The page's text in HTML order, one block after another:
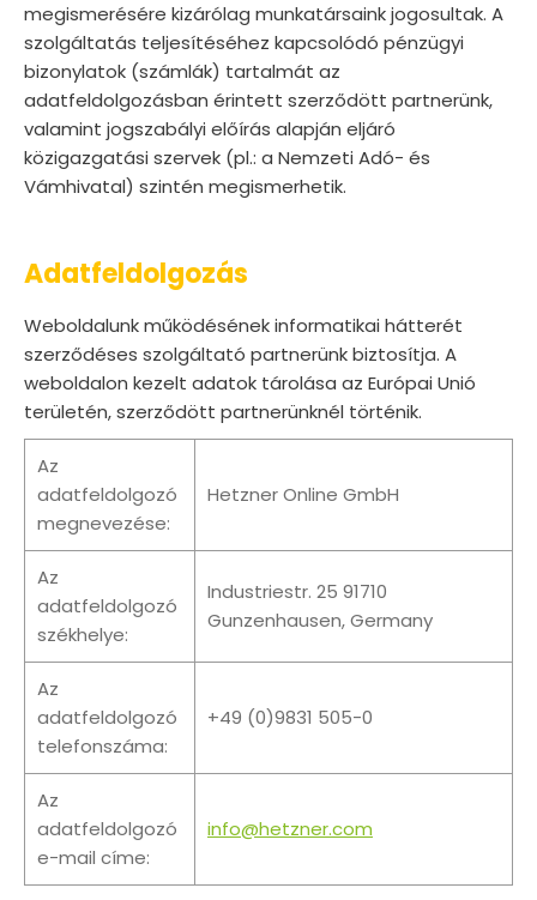
megismerésére kizárólag munkatársaink jogosultak. A
szolgáltatás teljesítéséhez kapcsolódó pénzügyi
bizonylatok (számlák) tartalmát az
adatfeldolgozásban érintett szerződött partnerünk,
valamint jogszabályi előírás alapján eljáró
közigazgatási szervek (pl.: a Nemzeti Adó- és
Vámhivatal) szintén megismerhetik.
Adatfeldolgozás
Weboldalunk működésének informatikai hátterét
szerződéses szolgáltató partnerünk biztosítja. A
weboldalon kezelt adatok tárolása az Európai Unió
területén, szerződött partnerünknél történik.
Az
adatfeldolgozó
megnevezése:
Hetzner Online GmbH
Az
adatfeldolgozó
székhelye:
Industriestr. 25 91710
Gunzenhausen, Germany
Az
adatfeldolgozó
telefonszáma:
+49 (0)9831 505-0
Az
adatfeldolgozó
e-mail címe:
info@hetzner.com